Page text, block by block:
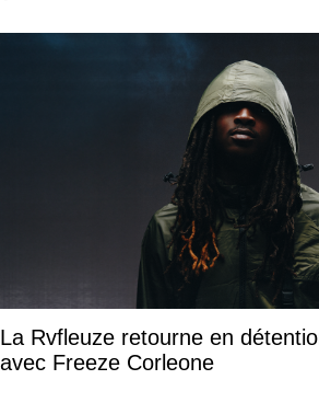
La Rvfleuze retourne en
avec Freeze Corleone